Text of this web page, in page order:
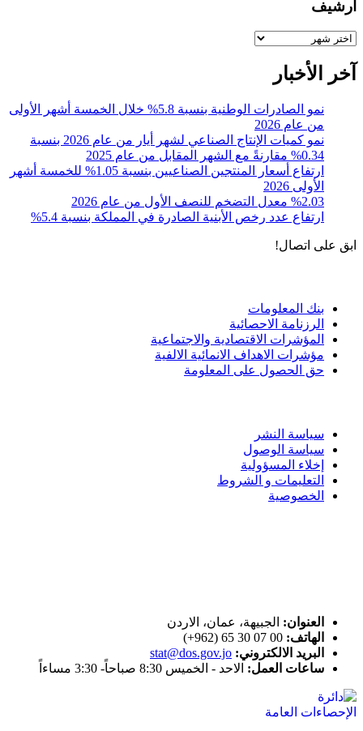
أرشيف
أرشيف
آخر الأخبار
نمو الصادرات الوطنية بنسبة 5.8% خلال الخمسة أشهر الأولى
من عام 2026
نمو كميات الإنتاج الصناعي لشهر أيار من عام 2026 بنسبة
0.34% مقارنةً مع الشهر المقابل من عام 2025
ارتفاع أسعار المنتجين الصناعيين بنسبة 1.05% للخمسة أشهر
الأولى 2026
%2.03 معدل التضخم للنصف الأول من عام 2026
ارتفاع عدد رخص الأبنية الصادرة في المملكة بنسبة 5.4%
ابق على اتصال!
بنك المعلومات
الرزنامة الاحصائية
المؤشرات الاقتصادية والاجتماعية
مؤشرات الاهداف الانمائية الالفية
حق الحصول على المعلومة
سياسة النشر
سياسة الوصول
إخلاء المسؤولية
التعليمات و الشروط
الخصوصية
العنوان: الجبيهة، عمان، الاردن
الهاتف: 00 07 30 65 (962+)
البريد الالكتروني: stat@dos.gov.jo
ساعات العمل: الاحد - الخميس 8:30 صباحاً- 3:30 مساءاً